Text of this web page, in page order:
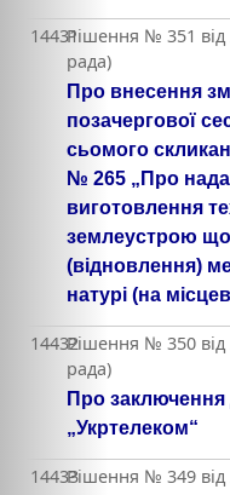
14431Рішення № 351 від
рада)
Про внесення
позачергової
сьомого
№ 265 „Про
виготовлення
землеустрою
(відновлення)
натурі (на
14432Рішення № 350 від
рада)
Про
„Укртелеком“
14433Рішення № 349 від